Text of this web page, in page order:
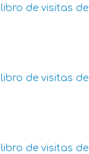
libro de visitas de
libro de visitas de
libro de visitas de